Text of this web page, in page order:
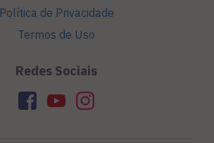
Política de Privacidade
Termos de Uso
Redes Sociais